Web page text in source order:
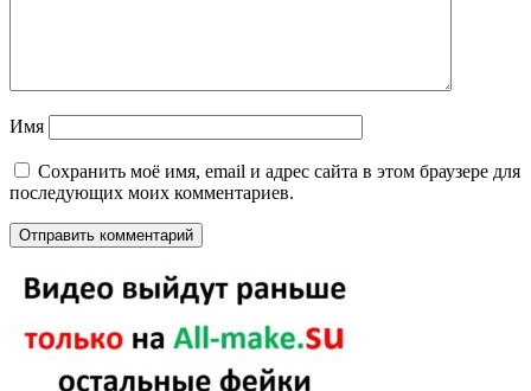
Имя
Сохранить моё имя, email и адрес сайта в этом браузере для
последующих моих комментариев.